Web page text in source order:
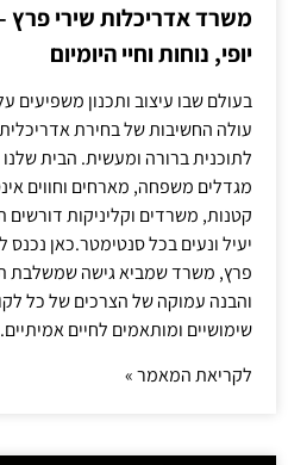
משרד אדריכלות שירי פרץ
יופי, נוחות וחיי היומיום
בעולם שבו עיצוב ותכנון משפיעים
עולה החשיבות של בחירת
לתוכנית ברורה ומעשית. הבית
מגדלים משפחה, מארחים וחווים
קטנות, משרדים וקליניקות
יעיל ונעים בכל סנטימטר.כאן
פרץ, משרד שמביא גישה שמשלבת
והבנה עמוקה של הצרכים של כל
שימושיים ומותאמים לחיים אמיתיים.
לקריאת המאמר »